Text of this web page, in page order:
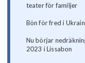
teater för familjer
Bön för fred i
Nu börjar
2023 i Lissabon